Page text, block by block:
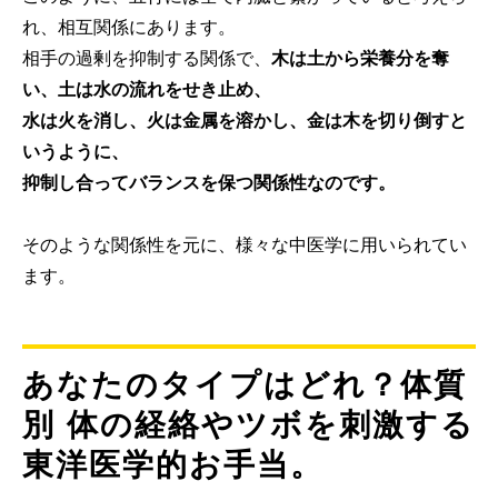
れ、相互関係にあります。
相手の過剰を抑制する関係で、 木は土から栄養分を奪
い、土は水の流れをせき止め、
水は火を消し、火は金属を溶かし、金は木を切り倒すと
いうように、
抑制し合ってバランスを保つ関係性なのです。
そのような関係性を元に、様々な中医学に用いられてい
ます。
あなたのタイプはどれ？体質
別 体の経絡やツボを刺激する
東洋医学的お手当。